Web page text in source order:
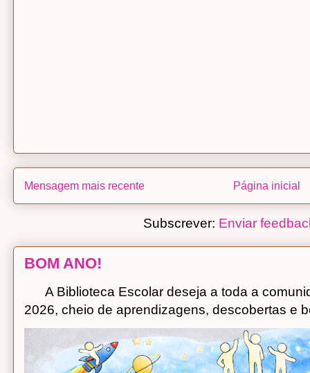
Mensagem mais recente Página inicial
Subscrever: Enviar
BOM ANO!
A Biblioteca Escolar deseja a toda a
2026, cheio de aprendizagens, descobertas e